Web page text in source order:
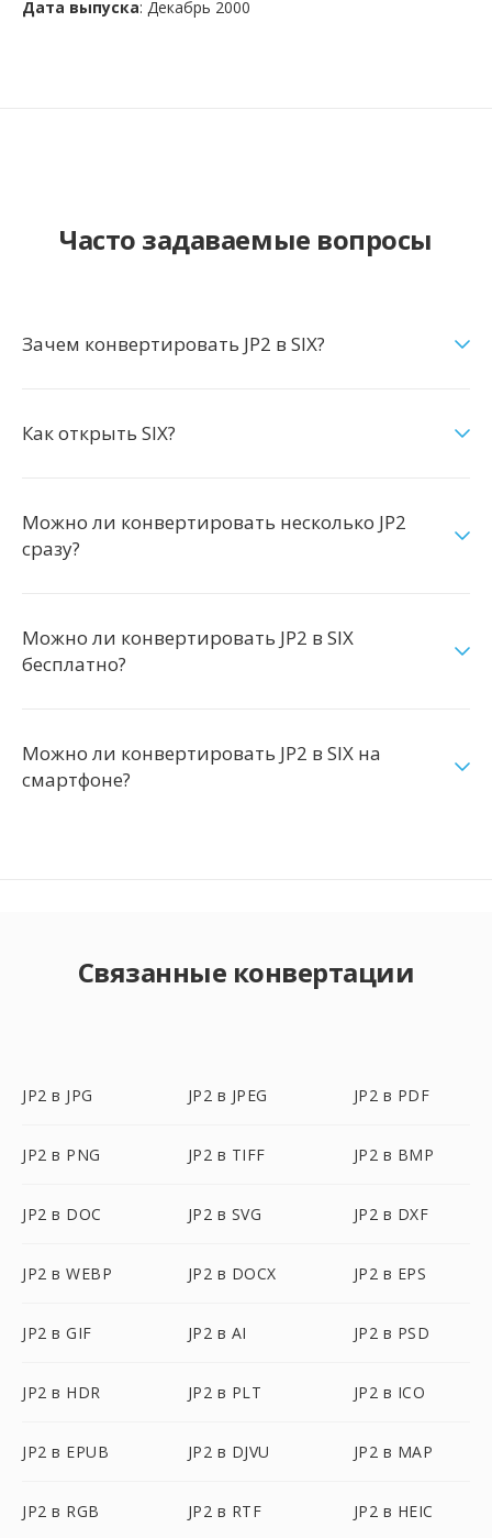
Дата выпуска: Декабрь 2000
Часто задаваемые вопросы
Зачем конвертировать JP2 в SIX?
Как открыть SIX?
Можно ли конвертировать несколько JP2
сразу?
Можно ли конвертировать JP2 в SIX
бесплатно?
Можно ли конвертировать JP2 в SIX на
смартфоне?
Связанные конвертации
JP2 в JPG JP2 в JPEG JP2 в PDF
JP2 в PNG JP2 в TIFF JP2 в BMP
JP2 в DOC JP2 в SVG JP2 в DXF
JP2 в WEBP JP2 в DOCX JP2 в EPS
JP2 в GIF JP2 в AI JP2 в PSD
JP2 в HDR JP2 в PLT JP2 в ICO
JP2 в EPUB JP2 в DJVU JP2 в MAP
JP2 в RGB JP2 в RTF JP2 в HEIC